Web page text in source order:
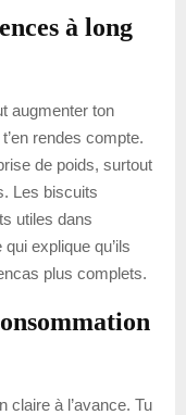
à long
augmenter ton
rendes compte.
de poids, surtout
Les biscuits
utiles dans
explique qu’ils
plus complets.
claire à l’avance. Tu